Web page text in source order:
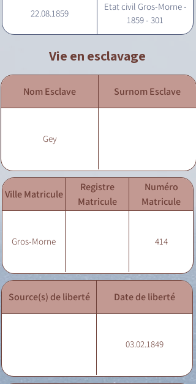
22.08.1859
Etat civil Gros-Morne -
1859 - 301
Vie en esclavage
Nom Esclave Surnom Esclave
Gey
Ville Matricule
Registre
Matricule
Numéro
Matricule
Gros-Morne 414
Source(s) de liberté Date de liberté
03.02.1849